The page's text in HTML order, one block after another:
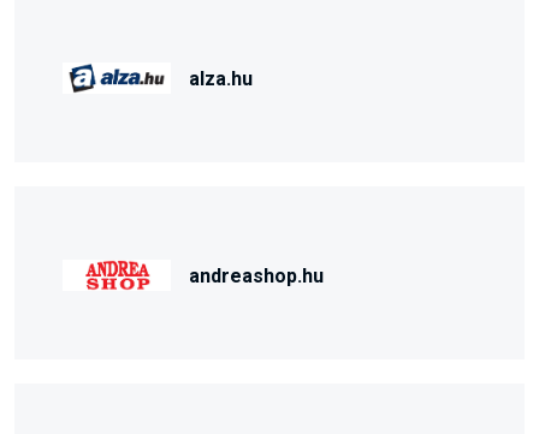
alza.hu
andreashop.hu